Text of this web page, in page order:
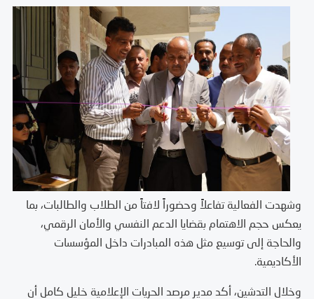
وشهدت الفعالية تفاعلاً وحضوراً لافتاً من الطلاب والطالبات، بما
يعكس حجم الاهتمام بقضايا الدعم النفسي والأمان الرقمي،
والحاجة إلى توسيع مثل هذه المبادرات داخل المؤسسات
الأكاديمية.
وخلال التدشين، أكد مدير مرصد الحريات الإعلامية خليل كامل أن